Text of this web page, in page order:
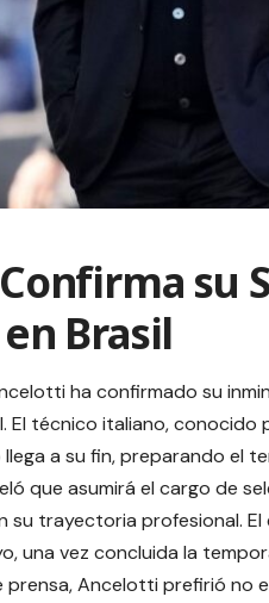
su
Brasil
ha confirmado su
El técnico italiano,
a su fin, preparando el
que asumirá el cargo de
su trayectoria profesional.
una vez concluida la
prensa, Ancelotti prefirió no